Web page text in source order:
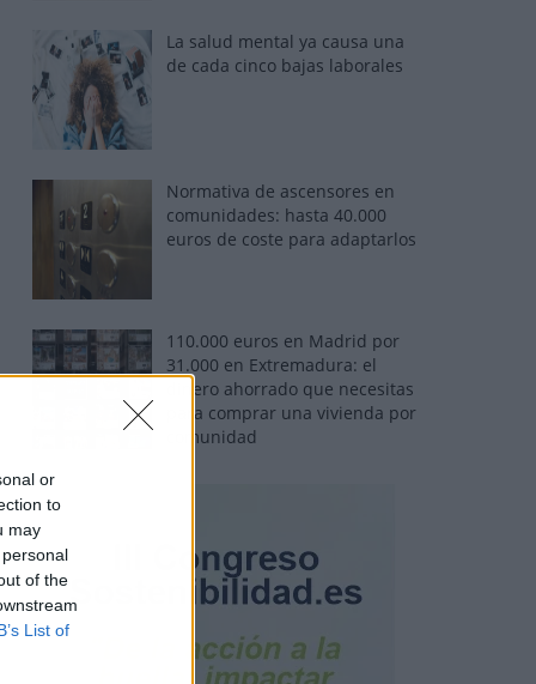
or
to
may
of the
List of
La salud mental ya causa una
de cada cinco bajas laborales
Normativa de ascensores en
comunidades: hasta 40.000
euros de coste para adaptarlos
110.000 euros en Madrid por
31.000 en Extremadura: el
dinero ahorrado que necesitas
para comprar una vivienda por
comunidad